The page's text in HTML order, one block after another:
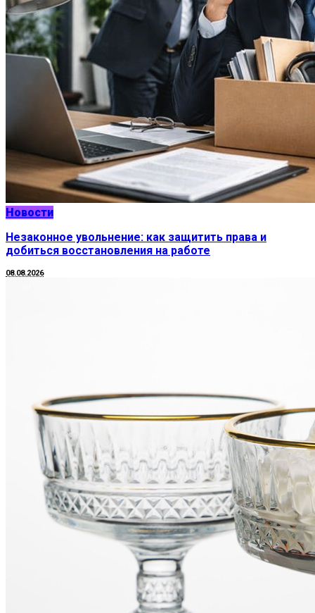
Новости
Незаконное увольнение: как защитить права и
добиться восстановления на работе
08.08.2026